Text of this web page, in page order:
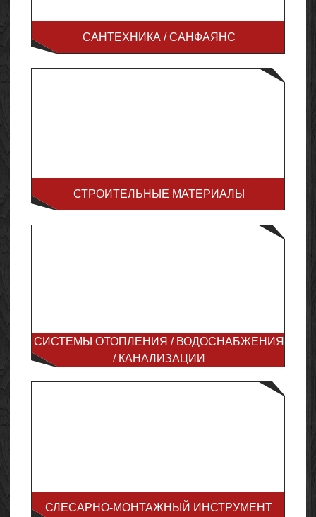
САНТЕХНИКА / САНФАЯНС
СТРОИТЕЛЬНЫЕ МАТЕРИАЛЫ
СИСТЕМЫ ОТОПЛЕНИЯ / ВОДОСНАБЖЕНИЯ
/ КАНАЛИЗАЦИИ
СЛЕСАРНО-МОНТАЖНЫЙ ИНСТРУМЕНТ